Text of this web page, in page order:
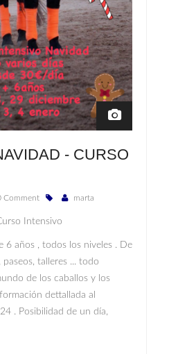
- CURSO
Comment marta
Intensivo
6 años , todos los niveles . De
talleres ... todo
de los caballos y los
dettallada al
. Posibilidad de un día,